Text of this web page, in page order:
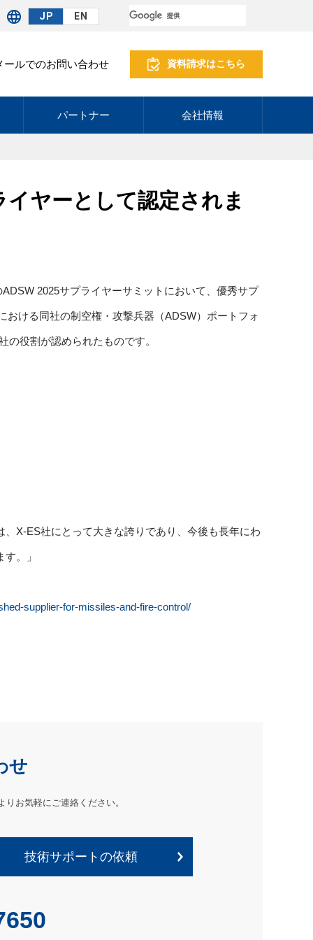
JP EN
ールでのお問い合わせ 資料請求はこちら
パートナー 会社情報
ヤーとして認定されま
2025サプライヤーサミットにおいて、優秀サプ
ける同社の制空権・攻撃兵器（ADSW）ポートフォ
の役割が認められたものです。
X-ES社にとって大きな誇りであり、今後も長年にわ
。」
supplier-for-missiles-and-fire-control/
せ
りお気軽にご連絡ください。
技術サポートの依頼